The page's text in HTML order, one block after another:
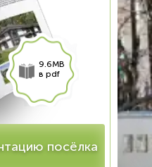
9.6MB
в pdf
посёлка